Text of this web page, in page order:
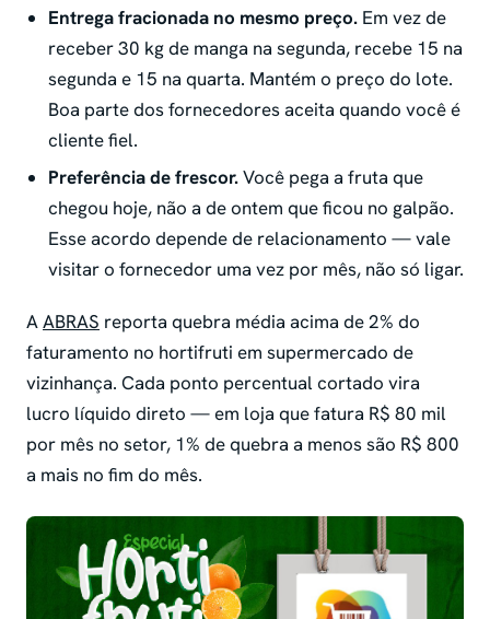
Entrega fracionada no mesmo preço. Em vez de
receber 30 kg de manga na segunda, recebe 15 na
segunda e 15 na quarta. Mantém o preço do lote.
Boa parte dos fornecedores aceita quando você é
cliente fiel.
Preferência de frescor.Você pega a fruta que
chegou hoje, não a de ontem que ficou no galpão.
Esse acordo depende de relacionamento — vale
visitar o fornecedor uma vez por mês, não só ligar.
AABRAS reporta quebra média acima de 2% do
faturamento no hortifruti em supermercado de
vizinhança. Cada ponto percentual cortado vira
lucro líquido direto — em loja que fatura R$ 80 mil
por mês no setor, 1% de quebra a menos são R$ 800
a mais no fim do mês.